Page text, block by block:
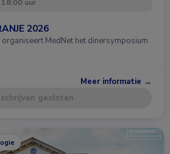
2026
MedNet het dinersymposium
Meer informatie →
gesloten